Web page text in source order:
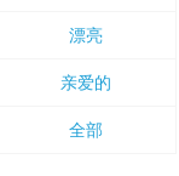
漂亮
亲爱的
全部